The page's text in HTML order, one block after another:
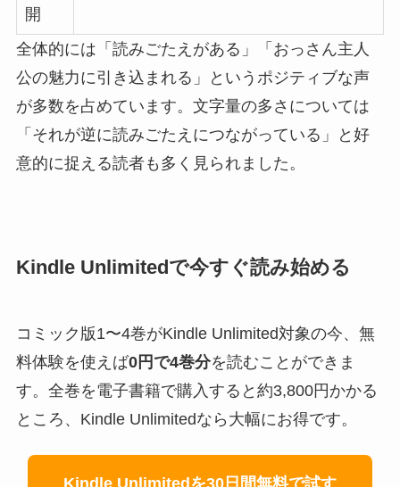
開
全体的には「読みごたえがある」「おっさん主人
公の魅力に引き込まれる」というポジティブな声
が多数を占めています。文字量の多さについては
「それが逆に読みごたえにつながっている」と好
意的に捉える読者も多く見られました。
Kindle Unlimitedで今すぐ読み始める
コミック版1〜4巻がKindle Unlimited対象の今、無
料体験を使えば0円で4巻分を読むことができま
す。全巻を電子書籍で購入すると約3,800円かかる
ところ、Kindle Unlimitedなら大幅にお得です。